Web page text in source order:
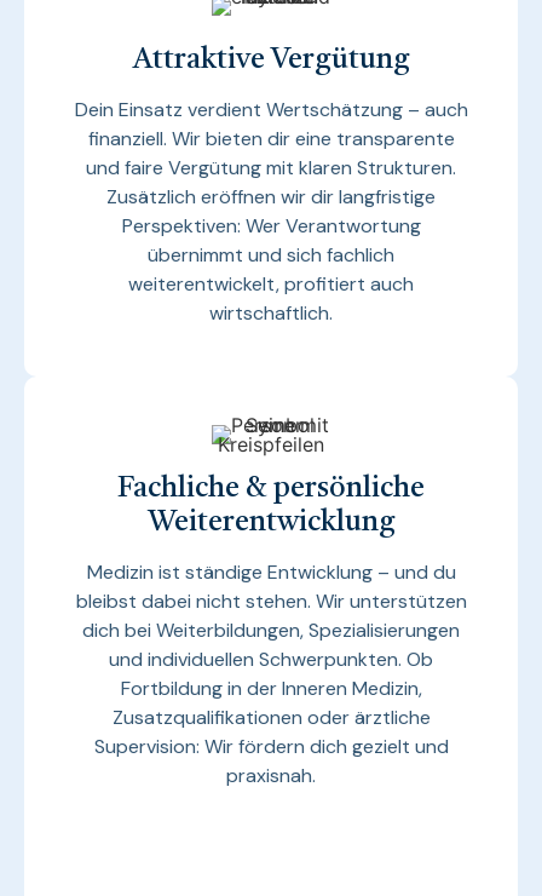
Attraktive Vergütung
Dein Einsatz verdient Wertschätzung – auch
finanziell. Wir bieten dir eine transparente
und faire Vergütung mit klaren Strukturen.
Zusätzlich eröffnen wir dir langfristige
Perspektiven: Wer Verantwortung
übernimmt und sich fachlich
weiterentwickelt, profitiert auch
wirtschaftlich.
Fachliche & persönliche
Weiterentwicklung
Medizin ist ständige Entwicklung – und du
bleibst dabei nicht stehen. Wir unterstützen
dich bei Weiterbildungen, Spezialisierungen
und individuellen Schwerpunkten. Ob
Fortbildung in der Inneren Medizin,
Zusatzqualifikationen oder ärztliche
Supervision: Wir fördern dich gezielt und
praxisnah.